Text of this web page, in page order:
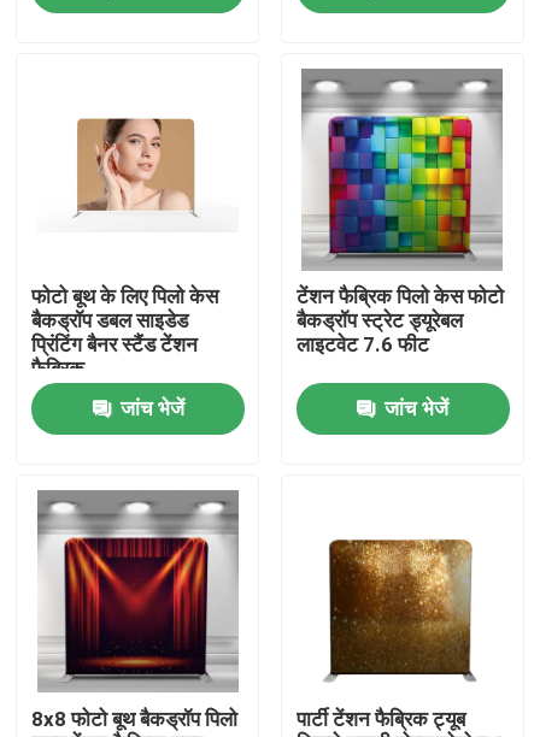
उत्पाद
फैक्टरी यात्रा
गुणवत्ता नियंत्रण
हमसे संपर्क करें
समाचार
सभी मामलों
व्यापार शो प्रदर्शनी प्रदर्शन
फोटो बूथ के लिए पिलो केस
बैकड्रॉप डबल साइडेड
प्रिंटिंग बैनर स्टैंड टेंशन
फैब्रिक
जांच भेजें
टेंशन फैब्रिक पिलो केस फोटो
बैकड्रॉप स्ट्रेट ड्यूरेबल
लाइटवेट 7.6 फीट
जांच भेजें
8x8 फोटो बूथ बैकड्रॉप पिलो
पार्टी टेंशन फैब्रिक ट्यूब